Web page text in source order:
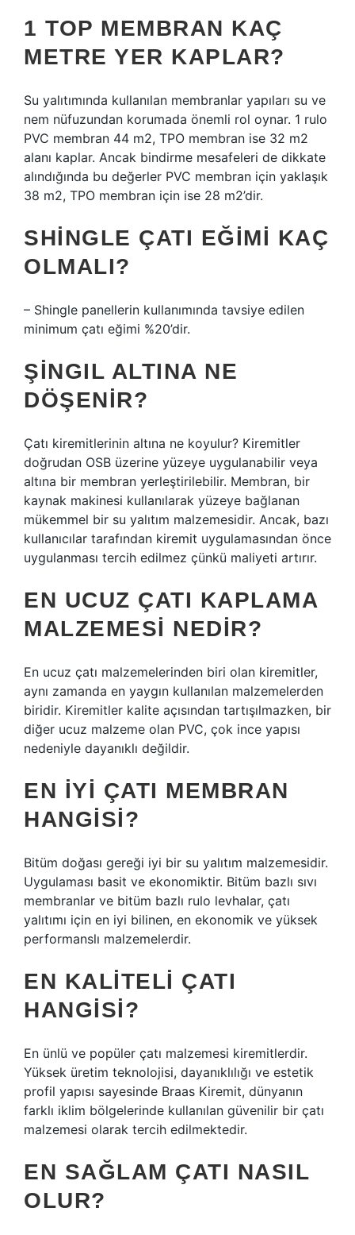
1 TOP MEMBRAN KAÇ
METRE YER KAPLAR?
Su yalıtımında kullanılan membranlar yapıları su ve
nem nüfuzundan korumada önemli rol oynar. 1 rulo
PVC membran 44 m2, TPO membran ise 32 m2
alanı kaplar. Ancak bindirme mesafeleri de dikkate
alındığında bu değerler PVC membran için yaklaşık
38 m2, TPO membran için ise 28 m2’dir.
SHINGLE ÇATI EĞIMI KAÇ
OLMALI?
– Shingle panellerin kullanımında tavsiye edilen
minimum çatı eğimi %20’dir.
ŞINGIL ALTINA NE
DÖŞENIR?
Çatı kiremitlerinin altına ne koyulur? Kiremitler
doğrudan OSB üzerine yüzeye uygulanabilir veya
altına bir membran yerleştirilebilir. Membran, bir
kaynak makinesi kullanılarak yüzeye bağlanan
mükemmel bir su yalıtım malzemesidir. Ancak, bazı
kullanıcılar tarafından kiremit uygulamasından önce
uygulanması tercih edilmez çünkü maliyeti artırır.
EN UCUZ ÇATI KAPLAMA
MALZEMESI NEDIR?
En ucuz çatı malzemelerinden biri olan kiremitler,
aynı zamanda en yaygın kullanılan malzemelerden
biridir. Kiremitler kalite açısından tartışılmazken, bir
diğer ucuz malzeme olan PVC, çok ince yapısı
nedeniyle dayanıklı değildir.
EN IYI ÇATI MEMBRAN
HANGISI?
Bitüm doğası gereği iyi bir su yalıtım malzemesidir.
Uygulaması basit ve ekonomiktir. Bitüm bazlı sıvı
membranlar ve bitüm bazlı rulo levhalar, çatı
yalıtımı için en iyi bilinen, en ekonomik ve yüksek
performanslı malzemelerdir.
EN KALITELI ÇATI
HANGISI?
En ünlü ve popüler çatı malzemesi kiremitlerdir.
Yüksek üretim teknolojisi, dayanıklılığı ve estetik
profil yapısı sayesinde Braas Kiremit, dünyanın
farklı iklim bölgelerinde kullanılan güvenilir bir çatı
malzemesi olarak tercih edilmektedir.
EN SAĞLAM ÇATI NASIL
OLUR?